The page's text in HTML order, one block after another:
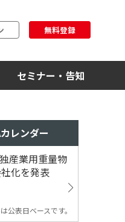
無料登録
セミナー・告知
レンダー
産業用重量物
化を発表
公表日ベースです。